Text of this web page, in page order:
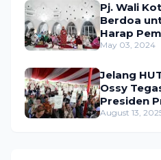
Pj. Wali
Berdoa
Harap
Berjalan
May 03, 2024
Jelang
Ossy
Presiden
August 13,